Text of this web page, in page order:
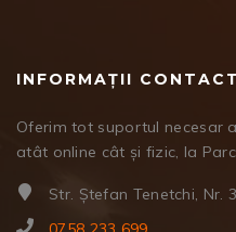
INFORMAȚII CONTACT
Oferim tot suportul necesar
atât online cât și fizic, la
Str. Ștefan Tenetchi, Nr.